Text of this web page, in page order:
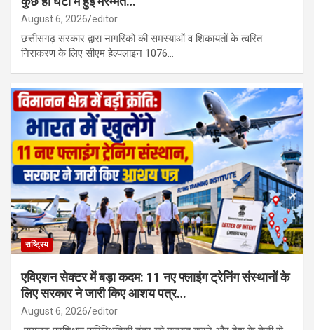
August 6, 2026 editor
छत्तीसगढ़ सरकार द्वारा नागरिकों की समस्याओं व शिकायतों के त्वरित
निराकरण के लिए सीएम हेल्पलाइन 1076…
राष्ट्रिय
एविएशन सेक्टर में बड़ा कदम: 11 नए फ्लाइंग ट्रेनिंग संस्थानों के
लिए सरकार ने जारी किए आशय पत्र…
August 6, 2026 editor